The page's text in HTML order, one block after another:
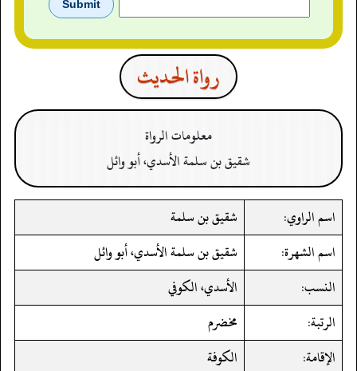
رواة الحدیث
معلومات الرواة
شقيق بن سلمة الأسدي، أبو وائل
اسم الراوي:
شقيق بن سلمة
اسم الشهرة:
شقيق بن سلمة الأسدي، أبو وائل
النسب:
الأسدي، الكوفي
الرتبة:
مخضرم
الإقامة:
الكوفة